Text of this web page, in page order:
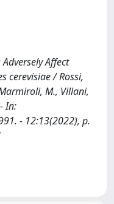
Affect
cerevisiae / Rossi,
M., Villani,
In:
- 12:13(2022), p.